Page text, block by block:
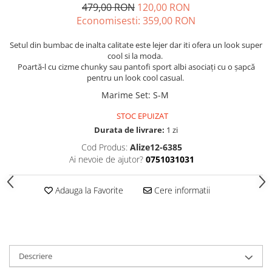
479,00 RON 120,00 RON
Economisesti: 359,00 RON
Setul din bumbac de inalta calitate este lejer dar iti ofera un look super
cool si la moda.
Poartă-l cu cizme chunky sau pantofi sport albi asociați cu o șapcă
pentru un look cool casual.
Marime Set: S-M
STOC EPUIZAT
Durata de livrare: 1 zi
Cod Produs: Alize12-6385
Ai nevoie de ajutor? 0751031031
Adauga la Favorite Cere informatii
Descriere